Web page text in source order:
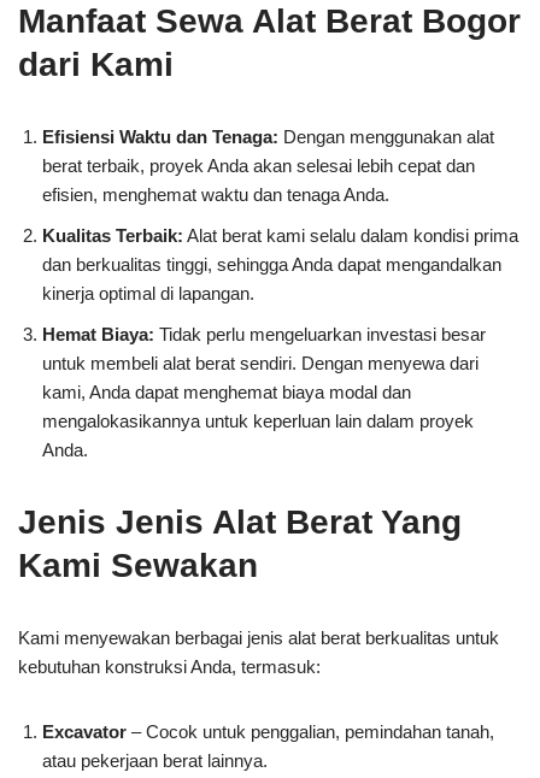
Manfaat Sewa Alat Berat Bogor
dari Kami
Efisiensi Waktu dan Tenaga: Dengan menggunakan alat
berat terbaik, proyek Anda akan selesai lebih cepat dan
efisien, menghemat waktu dan tenaga Anda.
Kualitas Terbaik: Alat berat kami selalu dalam kondisi prima
dan berkualitas tinggi, sehingga Anda dapat mengandalkan
kinerja optimal di lapangan.
Hemat Biaya: Tidak perlu mengeluarkan investasi besar
untuk membeli alat berat sendiri. Dengan menyewa dari
kami, Anda dapat menghemat biaya modal dan
mengalokasikannya untuk keperluan lain dalam proyek
Anda.
Jenis Jenis Alat Berat Yang
Kami Sewakan
Kami menyewakan berbagai jenis alat berat berkualitas untuk
kebutuhan konstruksi Anda, termasuk:
Excavator – Cocok untuk penggalian, pemindahan tanah,
atau pekerjaan berat lainnya.